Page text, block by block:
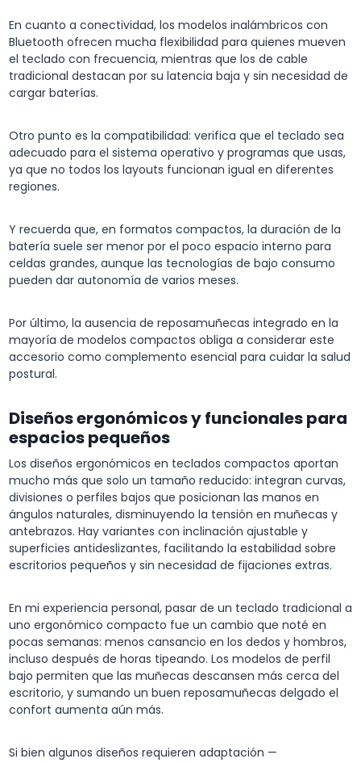
En cuanto a conectividad, los modelos inalámbricos con
Bluetooth ofrecen mucha flexibilidad para quienes mueven
el teclado con frecuencia, mientras que los de cable
tradicional destacan por su latencia baja y sin necesidad de
cargar baterías.
Otro punto es la compatibilidad: verifica que el teclado sea
adecuado para el sistema operativo y programas que usas,
ya que no todos los layouts funcionan igual en diferentes
regiones.
Y recuerda que, en formatos compactos, la duración de la
batería suele ser menor por el poco espacio interno para
celdas grandes, aunque las tecnologías de bajo consumo
pueden dar autonomía de varios meses.
Por último, la ausencia de reposamuñecas integrado en la
mayoría de modelos compactos obliga a considerar este
accesorio como complemento esencial para cuidar la salud
postural.
Diseños ergonómicos y funcionales para
espacios pequeños
Los diseños ergonómicos en teclados compactos aportan
mucho más que solo un tamaño reducido: integran curvas,
divisiones o perfiles bajos que posicionan las manos en
ángulos naturales, disminuyendo la tensión en muñecas y
antebrazos. Hay variantes con inclinación ajustable y
superficies antideslizantes, facilitando la estabilidad sobre
escritorios pequeños y sin necesidad de fijaciones extras.
En mi experiencia personal, pasar de un teclado tradicional a
uno ergonómico compacto fue un cambio que noté en
pocas semanas: menos cansancio en los dedos y hombros,
incluso después de horas tipeando. Los modelos de perfil
bajo permiten que las muñecas descansen más cerca del
escritorio, y sumando un buen reposamuñecas delgado el
confort aumenta aún más.
Si bien algunos diseños requieren adaptación —